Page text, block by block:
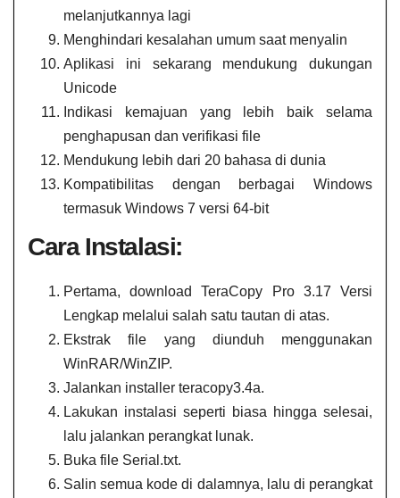
melanjutkannya lagi
Menghindari kesalahan umum saat menyalin
Aplikasi ini sekarang mendukung dukungan
Unicode
Indikasi kemajuan yang lebih baik selama
penghapusan dan verifikasi file
Mendukung lebih dari 20 bahasa di dunia
Kompatibilitas dengan berbagai Windows
termasuk Windows 7 versi 64-bit
Cara Instalasi:
Pertama, download TeraCopy Pro 3.17 Versi
Lengkap melalui salah satu tautan di atas.
Ekstrak file yang diunduh menggunakan
WinRAR/WinZIP.
Jalankan installer teracopy3.4a.
Lakukan instalasi seperti biasa hingga selesai,
lalu jalankan perangkat lunak.
Buka file Serial.txt.
Salin semua kode di dalamnya, lalu di perangkat